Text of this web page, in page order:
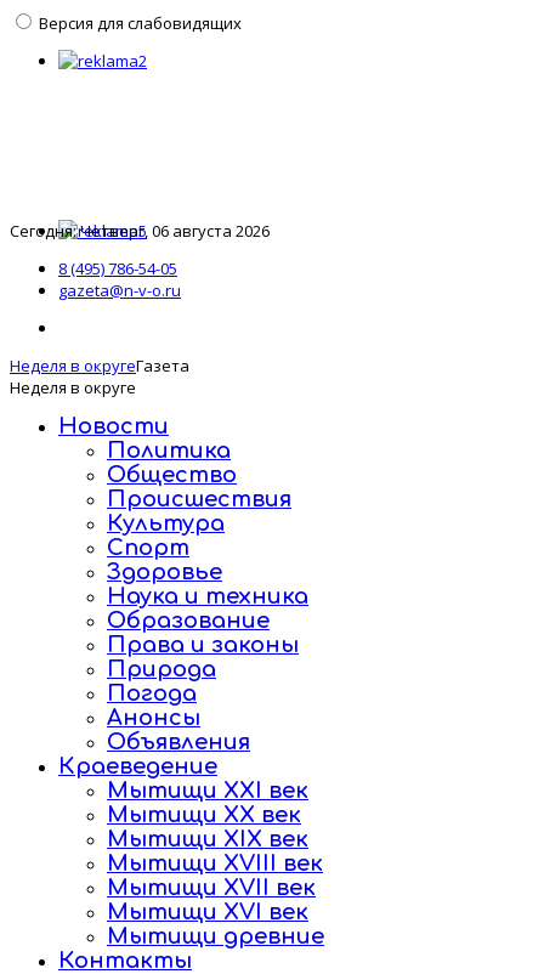
Версия для слабовидящих
Сегодня: Четверг, 06 августа 2026
8 (495) 786-54-05
gazeta@n-v-o.ru
Неделя в округеГазета
Неделя в округе
Новости
Политика
Общество
Происшествия
Культура
Спорт
Здоровье
Наука и техника
Образование
Права и законы
Природа
Погода
Анонсы
Объявления
Краеведение
Мытищи XXI век
Мытищи XX век
Мытищи XIX век
Мытищи XVIII век
Мытищи XVII век
Мытищи XVI век
Мытищи древние
Контакты